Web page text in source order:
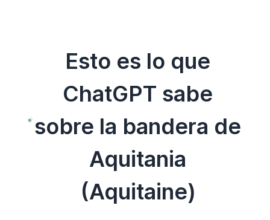
Esto es lo que
ChatGPT sabe
sobre la bandera de
Aquitania
(Aquitaine)